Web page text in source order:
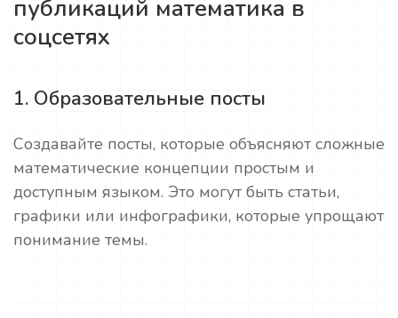
публикаций математика в
соцсетях
1. Образовательные посты
Создавайте посты, которые объясняют сложные
математические концепции простым и
доступным языком. Это могут быть статьи,
графики или инфографики, которые упрощают
понимание темы.